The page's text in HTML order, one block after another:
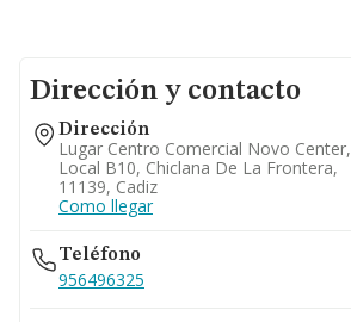
Dirección y contacto
Dirección
Lugar Centro Comercial Novo Center,
Local B10, Chiclana De La Frontera,
11139, Cadiz
Como llegar
Teléfono
956496325